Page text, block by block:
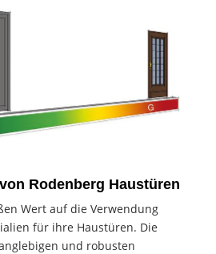
Rodenberg Haustüren
Wert auf die Verwendung
für ihre Haustüren. Die
und robusten